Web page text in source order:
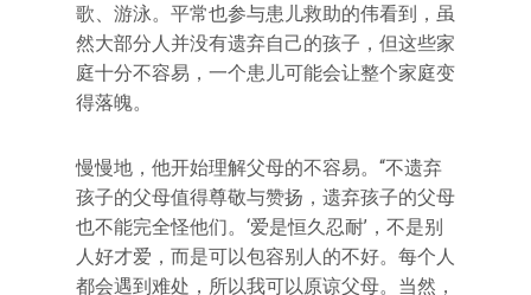
歌、游泳。平常也参与患儿救助的伟看到，虽
然大部分人并没有遗弃自己的孩子，但这些家
庭十分不容易，一个患儿可能会让整个家庭变
得落魄。
慢慢地，他开始理解父母的不容易。“不遗弃
孩子的父母值得尊敬与赞扬，遗弃孩子的父母
也不能完全怪他们。‘爱是恒久忍耐’，不是别
人好才爱，而是可以包容别人的不好。每个人
都会遇到难处，所以我可以原谅父母。当然，